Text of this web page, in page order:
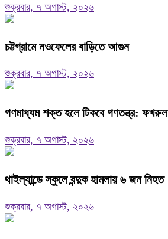
শুক্রবার, ৭ অগাস্ট, ২০২৬
চট্টগ্রামে নওফেলের বাড়িতে আগুন
শুক্রবার, ৭ অগাস্ট, ২০২৬
গণমাধ্যম শক্ত হলে টিকবে গণতন্ত্র: ফখরুল
শুক্রবার, ৭ অগাস্ট, ২০২৬
থাইল্যান্ডে স্কুলে বন্দুক হামলায় ৬ জন নিহত
শুক্রবার, ৭ অগাস্ট, ২০২৬